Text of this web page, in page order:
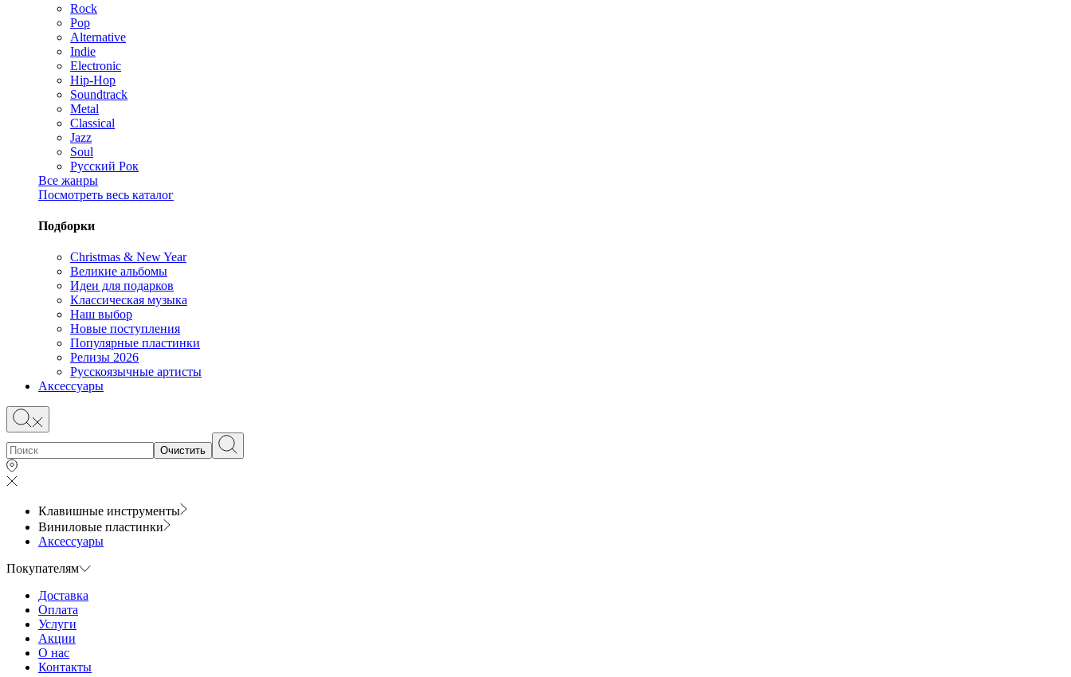
Rock
Pop
Alternative
Indie
Electronic
Hip-Hop
Soundtrack
Metal
Classical
Jazz
Soul
Русский Рок
Все жанры
Посмотреть весь каталог
Подборки
Christmas & New Year
Великие альбомы
Идеи для подарков
Классическая музыка
Наш выбор
Новые поступления
Популярные пластинки
Релизы 2026
Русскоязычные артисты
Аксессуары
Очистить
Клавишные инструменты
Виниловые пластинки
Аксессуары
Покупателям
Доставка
Оплата
Услуги
Акции
О нас
Контакты